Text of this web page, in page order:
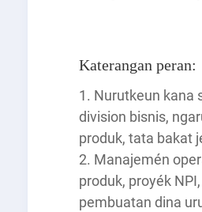
Katerangan peran:
1. Nurutkeun kana
division bisnis,
produk, tata bakat
2. Manajemén
produk, proyék
pembuatan dina